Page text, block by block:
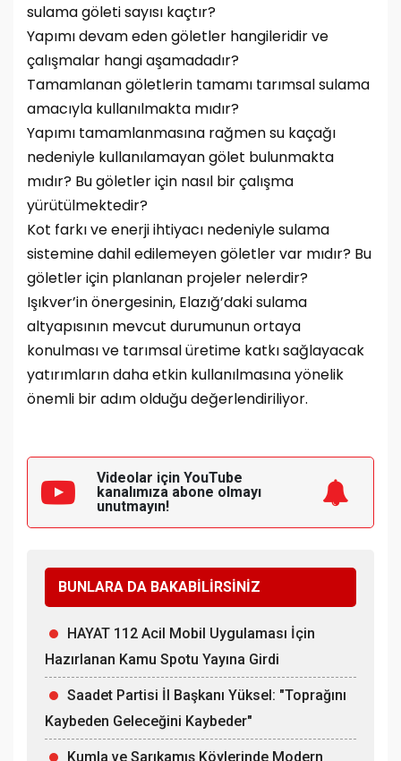
sulama göleti sayısı kaçtır?
Yapımı devam eden göletler hangileridir ve
çalışmalar hangi aşamadadır?
Tamamlanan göletlerin tamamı tarımsal sulama
amacıyla kullanılmakta mıdır?
Yapımı tamamlanmasına rağmen su kaçağı
nedeniyle kullanılamayan gölet bulunmakta
mıdır? Bu göletler için nasıl bir çalışma
yürütülmektedir?
Kot farkı ve enerji ihtiyacı nedeniyle sulama
sistemine dahil edilemeyen göletler var mıdır? Bu
göletler için planlanan projeler nelerdir?
Işıkver’in önergesinin, Elazığ’daki sulama
altyapısının mevcut durumunun ortaya
konulması ve tarımsal üretime katkı sağlayacak
yatırımların daha etkin kullanılmasına yönelik
önemli bir adım olduğu değerlendiriliyor.
Videolar için YouTube
kanalımıza abone olmayı
unutmayın!
BUNLARA DA BAKABİLİRSİNİZ
HAYAT 112 Acil Mobil Uygulaması İçin
Hazırlanan Kamu Spotu Yayına Girdi
Saadet Partisi İl Başkanı Yüksel: "Toprağını
Kaybeden Geleceğini Kaybeder"
Kumla ve Sarıkamış Köylerinde Modern